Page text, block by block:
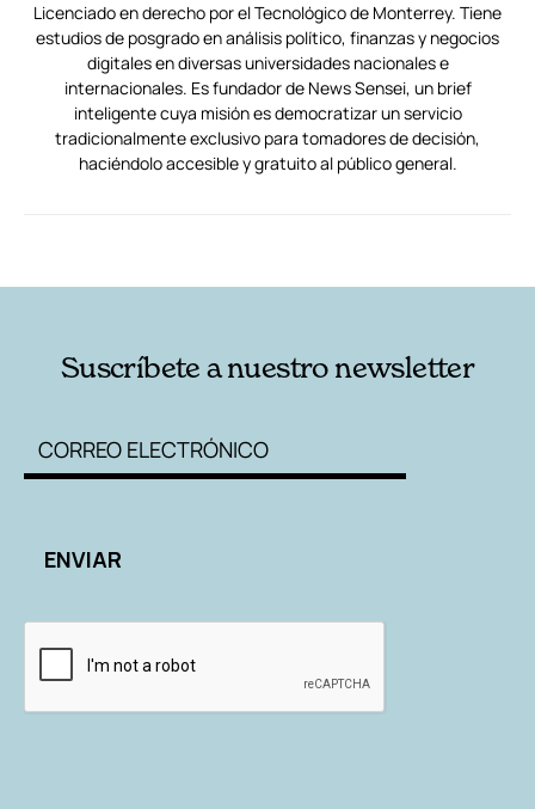
Licenciado en derecho por el Tecnológico de Monterrey. Tiene
estudios de posgrado en análisis político, finanzas y negocios
digitales en diversas universidades nacionales e
internacionales. Es fundador de News Sensei, un brief
inteligente cuya misión es democratizar un servicio
tradicionalmente exclusivo para tomadores de decisión,
haciéndolo accesible y gratuito al público general.
Suscríbete a nuestro newsletter